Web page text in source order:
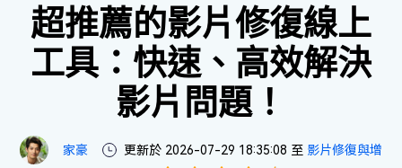
超推薦的影片修復線上
工具：快速、高效解決
影片問題！
家豪 更新於 2026-07-29 18:35:08 至 影片修復與增